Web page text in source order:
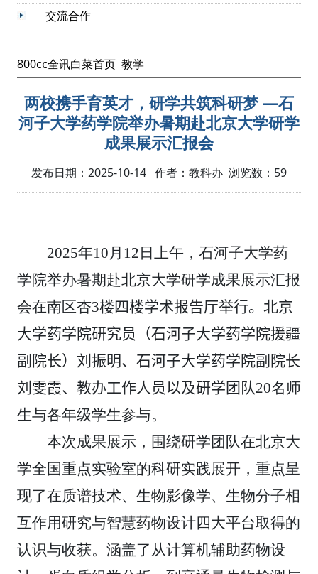
交流合作
800cc全讯白菜首页 教学
两校携手育英才，研学共筑科研梦 —石
河子大学药学院举办暑期赴北京大学研学
成果展示汇报会
发布日期：2025-10-14 作者：教科办 浏览数： 59
2025年10月 12 日上午，石河子大学药
学院举办暑期赴北京大学研学成果展示汇报
会在南区杏3楼四楼学术报告厅举行。北京
大学药学院研究员
（石河子大学药学院援疆
副院长） 刘振明、石河子大学药学院副院长
刘雯霞、教办工作人员以及研学团队20名师
生与各年级学生参与。
本次成果展示，围绕研学团队在北京大
学全国重点实验室的科研实践展开，重点呈
现了在质谱技术、生物影像学、生物分子相
互作用研究与智慧药物设计四大平台取得的
认识与收获。涵盖了从计算机辅助药物设